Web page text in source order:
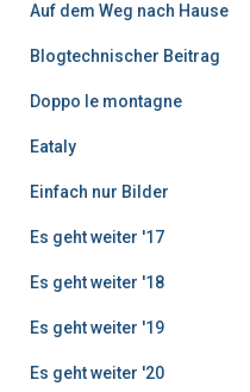
Auf dem Weg nach Hause
Blogtechnischer Beitrag
Doppo le montagne
Eataly
Einfach nur Bilder
Es geht weiter '17
Es geht weiter '18
Es geht weiter '19
Es geht weiter '20